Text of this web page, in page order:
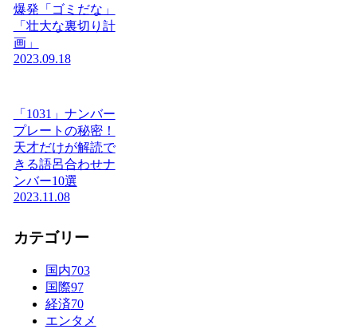
爆発「ゴミだな」
「壮大な裏切り計
画」
2023.09.18
「1031」ナンバー
プレートの秘密！
天才だけが解読で
きる語呂合わせナ
ンバー10選
2023.11.08
カテゴリー
国内703
国際97
経済70
エンタメ